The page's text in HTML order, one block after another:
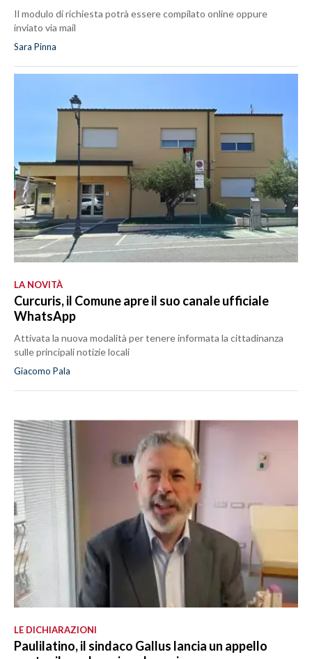
Il modulo di richiesta potrà essere compilato online oppure
inviato via mail
Sara Pinna
LA NOVITÀ
Curcuris, il Comune apre il suo canale ufficiale
WhatsApp
Attivata la nuova modalità per tenere informata la cittadinanza
sulle principali notizie locali
Giacomo Pala
LE DICHIARAZIONI
Paulilatino, il sindaco Gallus lancia un appello